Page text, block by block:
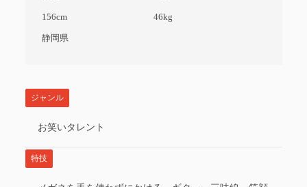
156cm 46kg
静岡県
ジャンル
お笑いタレント
特技